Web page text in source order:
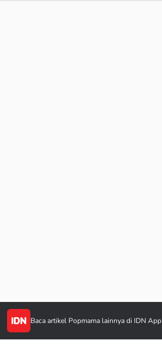
Baca artikel Popmama lainnya di IDN App